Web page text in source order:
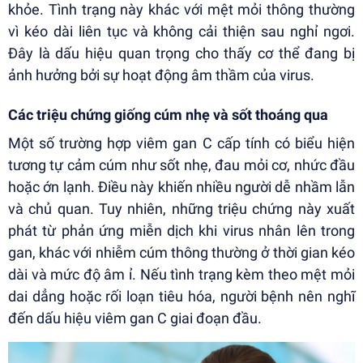
khỏe. Tình trạng này khác với mệt mỏi thông thường
vì kéo dài liên tục và không cải thiện sau nghỉ ngơi.
Đây là dấu hiệu quan trọng cho thấy cơ thể đang bị
ảnh hưởng bởi sự hoạt động âm thầm của virus.
Các triệu chứng giống cúm nhẹ và sốt thoáng qua
Một số trường hợp viêm gan C cấp tính có biểu hiện
tương tự cảm cúm như sốt nhẹ, đau mỏi cơ, nhức đầu
hoặc ớn lạnh. Điều này khiến nhiều người dễ nhầm lẫn
và chủ quan. Tuy nhiên, những triệu chứng này xuất
phát từ phản ứng miễn dịch khi virus nhân lên trong
gan, khác với nhiễm cúm thông thường ở thời gian kéo
dài và mức độ âm ỉ. Nếu tình trạng kèm theo mệt mỏi
dai dẳng hoặc rối loạn tiêu hóa, người bệnh nên nghĩ
đến dấu hiệu viêm gan C giai đoạn đầu.